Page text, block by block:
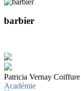
barbier
Patricia Vernay
Académie